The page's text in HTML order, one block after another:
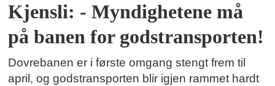
Kjensli: - Myndighetene må
på banen for godstransporten!
Dovrebanen er i første omgang stengt frem til
april, og godstransporten blir igjen rammet hardt